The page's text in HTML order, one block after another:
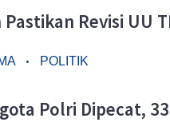
Revisi UU
POLITIK
Polri Dipecat,